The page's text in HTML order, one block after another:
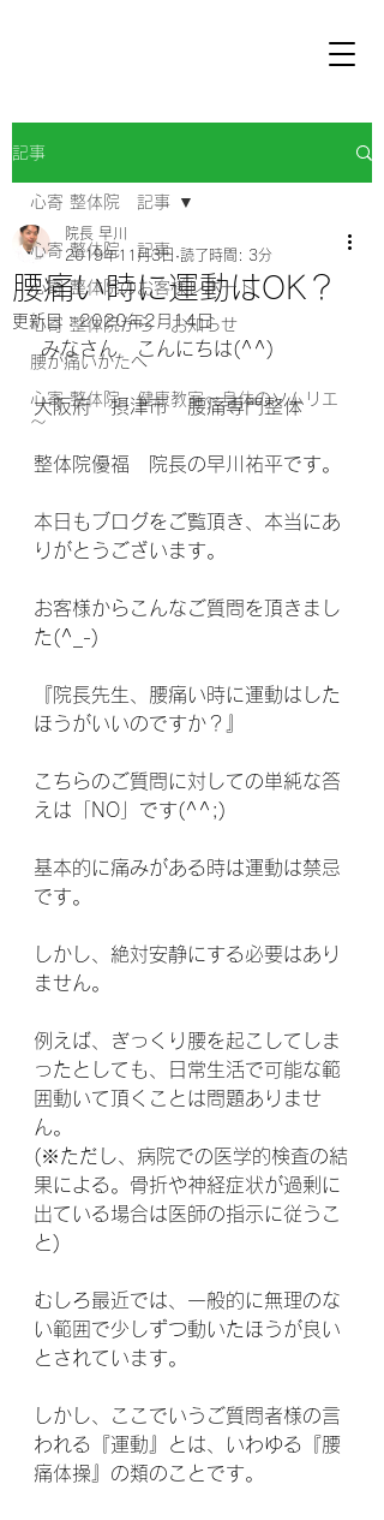
記事
心寄 整体院 記事
心寄 整体院のお客様レポート
心寄 整体院から お知らせ
腰が痛いかたへ
心寄 整体院 健康教室～身体のソムリエ
～
心寄 整体院 記事
腰痛い時に運動はOK？
院長 早川
2019年11月3日 読了時間: 3分
更新日：2020年2月14日
みなさん　こんにちは(^^)
大阪府　摂津市　腰痛専門整体
整体院優福　院長の早川祐平です。
本日もブログをご覧頂き、本当にあ
りがとうございます。
お客様からこんなご質問を頂きまし
た(^_-)
『院長先生、腰痛い時に運動はした
ほうがいいのですか？』
こちらのご質問に対しての単純な答
えは「NO」です(^^;)
基本的に痛みがある時は運動は禁忌
です。
しかし、絶対安静にする必要はあり
ません。
例えば、ぎっくり腰を起こしてしま
ったとしても、日常生活で可能な範
囲動いて頂くことは問題ありませ
ん。
(※ただし、病院での医学的検査の結
果による。骨折や神経症状が過剰に
出ている場合は医師の指示に従うこ
と)
むしろ最近では、一般的に無理のな
い範囲で少しずつ動いたほうが良い
とされています。
しかし、ここでいうご質問者様の言
われる『運動』とは、いわゆる『腰
痛体操』の類のことです。